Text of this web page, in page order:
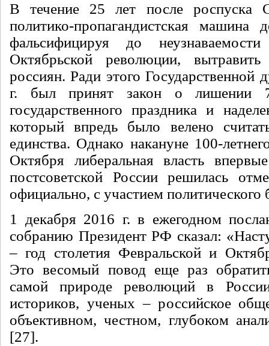
В течение 25 лет после роспуска
политико-пропагандистская машина
фальсифицируя до
Октябрьской революции,
россиян. Ради этого Государственной
г. был принят закон о лишении 7
государственного праздника и
который впредь было велено
единства. Однако накануне 100-
Октября либеральная власть
постсоветской России решилась
официально, с участием политического
1 декабря 2016 г. в ежегодном
собранию Президент РФ сказал:
– год столетия Февральской и
Это весомый повод еще раз
самой природе революций в
историков, ученых – российское
объективном, честном, глубоком
[27].